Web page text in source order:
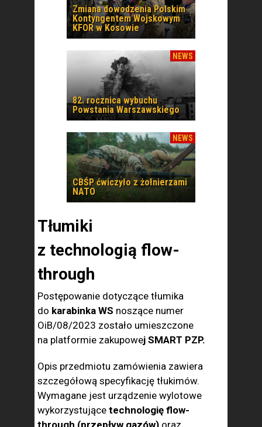
Zmiana dowodzenia Polskim
Kontyngentem Wojskowym
KFOR w Kosowie
NEWS
82. rocznica wybuchu
Powstania Warszawskiego
NEWS
CBŚP ćwiczyło z żołnierzami
NATO
Tłumiki
z technologią flow-
through
Postępowanie dotyczące tłumika
do karabinka WS noszące numer
OiB/08/2023 zostało umieszczone
na platformie zakupowej SMART PZP.
Opis przedmiotu zamówienia zawiera
szczegółową specyfikację tłukimów.
Wymagane jest urządzenie wylotowe
wykorzystujące technologię flow-
through (przepływ gazów) oraz